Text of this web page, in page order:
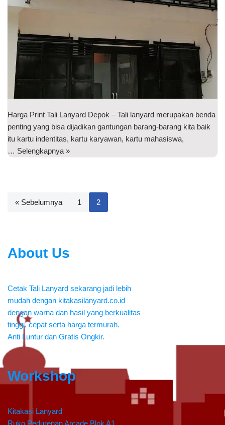
Harga Print Tali Lanyard Depok – Tali lanyard merupakan benda
penting yang bisa dijadikan gantungan barang-barang kita baik
itu kartu indentitas, kartu karyawan, kartu mahasiswa,
… Selengkapnya »
« Sebelumnya 1 2
About Us
Cetak Tali Lanyard sekarang jadi lebih
mudah dengan kitakasilanyard.co.id
dengan warna dan hasil yang berkualitas
tinggi, cepat serta harga termurah.
Anti Luntur dan Gratis Ongkir.
Workshop
Kitakasi Lanyard
Ruko Pedurenan Arcade Blok A1